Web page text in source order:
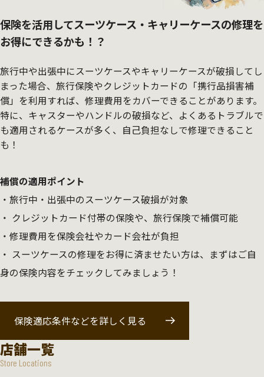
保険を活用してスーツケース・キャリーケースの修理を
お得にできるかも！？
旅行中や出張中にスーツケースやキャリーケースが破損してし
まった場合、旅行保険やクレジットカードの「携行品損害補
償」を利用すれば、修理費用をカバーできることがあります。
特に、キャスターやハンドルの破損など、よくあるトラブルで
も適用されるケースが多く、自己負担なしで修理できること
も！
補償の適用ポイント
旅行中・出張中のスーツケース破損が対象
クレジットカード付帯の保険や、旅行保険で補償可能
修理費用を保険会社やカード会社が負担
スーツケースの修理をお得に済ませたい方は、まずはご自
身の保険内容をチェックしてみましょう！
保険適応条件などを詳しく見る
店舗一覧
Store Locations